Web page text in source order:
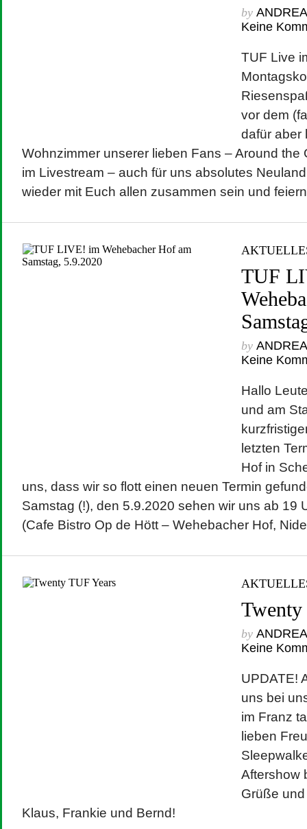
by
Keine
TUF Live
vor dem
dafür aber
Wohnzimmer unserer lieben Fans – Around the
im Livestream – auch für uns absolutes
wieder mit Euch allen zusammen sein und
TUF
by
Keine
Hallo
und am
letzten
Hof in
uns, dass wir so flott einen neuen Termin
Samstag (!), den 5.9.2020 sehen wir uns ab 19
(Cafe Bistro Op de Hött – Wehebacher Hof,
Twenty
by
Keine
UPDATE!
uns bei
im Franz
lieben
Aftershow
Grüße
Klaus, Frankie und Bernd!